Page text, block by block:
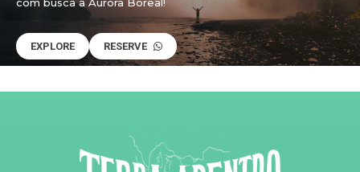
EXPLORE RESERVE